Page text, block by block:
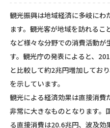
観光振興は地域経済に多岐にわ
ます。観光客が地域を訪れるこ
など様々な分野での消費活動が
す。観光庁の発表によると、
と比較して約2兆円増加してお
を示しています。
観光による経済効果は直接消費
非常に大きなものとなります。
る直接消費は20.6兆円、波及効